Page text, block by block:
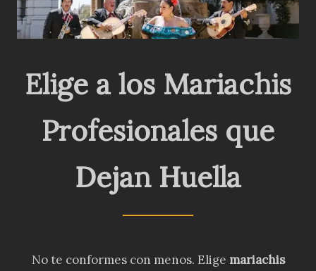
Elige a los Mariachis
Profesionales que
Dejan Huella
No te conformes con menos. Elige mariachis